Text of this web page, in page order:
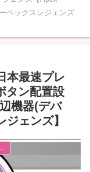
ペックスレジェンズ
本最速プレ
タン配置設
機器(デバ
ェンズ】